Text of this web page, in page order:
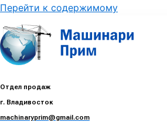
Перейти к содержимому
Отдел продаж
г. Владивосток
machinaryprim@gmail.com